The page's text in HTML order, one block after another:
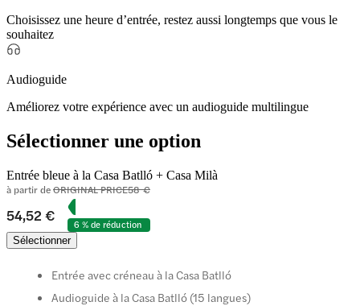
Choisissez une heure d’entrée, restez aussi longtemps que vous le
souhaitez
Audioguide
Améliorez votre expérience avec un audioguide multilingue
Sélectionner une option
Entrée bleue à la Casa Batlló + Casa Milà
à partir deORIGINAL PRICE58 €
54,52 €
6 % de réduction
Sélectionner
Entrée avec créneau à la Casa Batlló
Audioguide à la Casa Batlló (15 langues)